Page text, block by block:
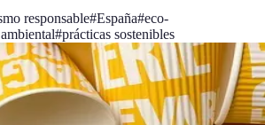
responsable#España#eco-
#prácticas sostenibles